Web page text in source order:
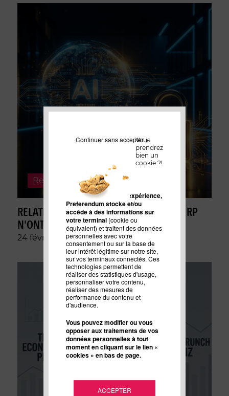
Vous
prendrez
bien un
cookie ?!
Pour améliorer votre expérience,
Preferendum stocke et/ou
accède à des informations sur
votre terminal (cookie ou
équivalent) et traitent des données
personnelles avec votre
consentement ou sur la base de
leur intérêt légitime sur notre site,
sur vos terminaux connectés. Ces
technologies permettent de
réaliser des statistiques d'usage,
personnaliser votre contenu,
réaliser des mesures de
performance du contenu et
d'audience.
Vous pouvez modifier ou vous
opposer aux traitements de vos
données personnelles à tout
moment en cliquant sur le lien «
cookies » en bas de page.
ACCEPTER
Continuer sans accepter >
relations presse
RELATIONS PRESSE VS IA : LES AGENCES RP
N'ONT PAS DIT LEUR DERNIER MOT
24 févr. 2026